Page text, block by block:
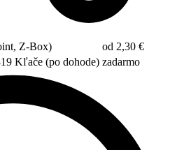
Z-Box)
od 2,30 €
Kľače (po dohode) zadarmo